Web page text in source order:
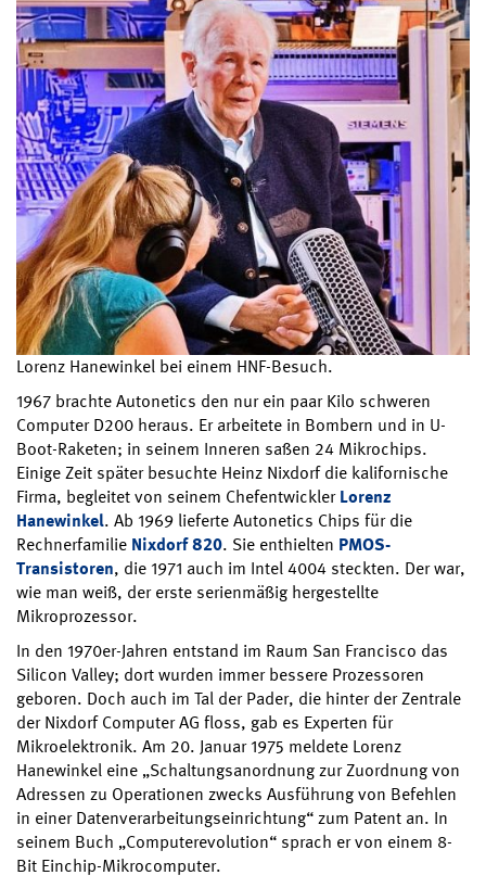
Lorenz Hanewinkel bei einem HNF-Besuch.
1967 brachte Autonetics den nur ein paar Kilo schweren
Computer D200 heraus. Er arbeitete in Bombern und in U-
Boot-Raketen; in seinem Inneren saßen 24 Mikrochips.
Einige Zeit später besuchte Heinz Nixdorf die kalifornische
Firma, begleitet von seinem ChefentwicklerLorenz
Hanewinkel. Ab 1969 lieferte Autonetics Chips für die
Rechnerfamilie Nixdorf 820. Sie enthielten PMOS-
Transistoren, die 1971 auch im Intel 4004 steckten. Der war,
wie man weiß, der erste serienmäßig hergestellte
Mikroprozessor.
In den 1970er-Jahren entstand im Raum San Francisco das
Silicon Valley; dort wurden immer bessere Prozessoren
geboren. Doch auch im Tal der Pader, die hinter der Zentrale
der Nixdorf Computer AG floss, gab es Experten für
Mikroelektronik. Am 20. Januar 1975 meldete Lorenz
Hanewinkel eine „Schaltungsanordnung zur Zuordnung von
Adressen zu Operationen zwecks Ausführung von Befehlen
in einer Datenverarbeitungseinrichtung“ zum Patent an. In
seinem Buch „Computerevolution“ sprach er von einem 8-
Bit Einchip-Mikrocomputer.